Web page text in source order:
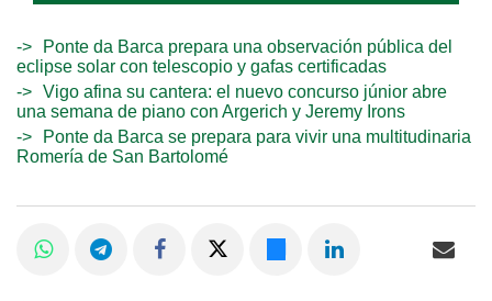
Ponte da Barca prepara una observación pública del
eclipse solar con telescopio y gafas certificadas
Vigo afina su cantera: el nuevo concurso júnior abre
una semana de piano con Argerich y Jeremy Irons
Ponte da Barca se prepara para vivir una multitudinaria
Romería de San Bartolomé